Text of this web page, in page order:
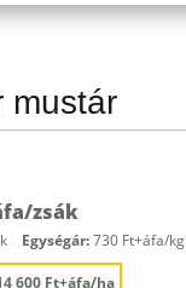
mustár
Egységár:730 Ft+áfa/kg
600 Ft+áfa/ha